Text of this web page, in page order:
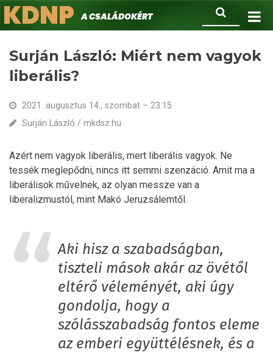
Ugrás
a
Keresés
KDNPA családokért.
Surján László: Miért nem vagyok
liberális?
2021. augusztus 14., szombat – 23:15
Surján László / mkdsz.hu
Azért nem vagyok liberális, mert liberális vagyok. Ne
tessék meglepődni, nincs itt semmi szenzáció. Amit ma a
liberálisok művelnek, az olyan messze van a
liberalizmustól, mint Makó Jeruzsálemtől.
Aki hisz a szabadságban,
tiszteli mások akár az övétől
eltérő véleményét, aki úgy
gondolja, hogy a
szólásszabadság fontos eleme
az emberi együttélésnek, és a